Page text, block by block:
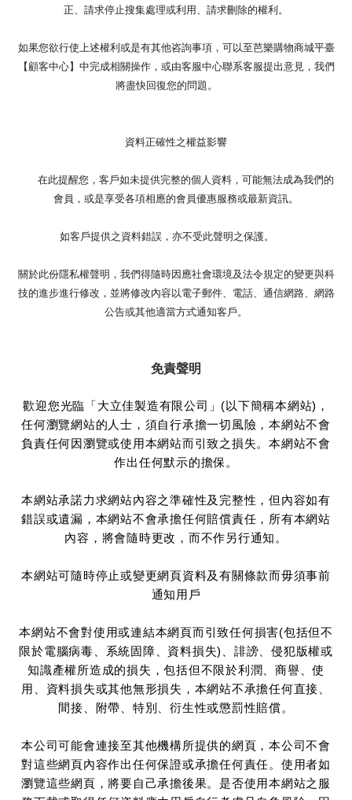
正、請求停止搜集處理或利用、請求刪除的權利。
如果您欲行使上述權利或是有其他咨詢事項，可以至芭樂購物商城平臺
【顧客中心】中完成相關操作，或由客服中心聯系客服提出意見，我們
將盡快回復您的問題。
資料正確性之權益影響
在此提醒您，客戶如未提供完整的個人資料，可能無法成為我們的
會員，或是享受各項相應的會員優惠服務或最新資訊。
如客戶提供之資料錯誤，亦不受此聲明之保護。
關於此份隱私權聲明，我們得隨時因應社會環境及法令規定的變更與科
技的進步進行修改，並將修改內容以電子郵件、電話、通信網路、網路
公告或其他適當方式通知客戶。
免責聲明
歡迎您光臨「大立佳製造有限公司」(以下簡稱本網站)，
任何瀏覽網站的人士，須自行承擔一切風險，本網站不會
負責任何因瀏覽或使用本網站而引致之損失。本網站不會
作出任何默示的擔保。
本網站承諾力求網站內容之準確性及完整性，但內容如有
錯誤或遺漏，本網站不會承擔任何賠償責任，所有本網站
內容，將會隨時更改，而不作另行通知。
本網站可隨時停止或變更網頁資料及有關條款而毋須事前
通知用戶
本網站不會對使用或連結本網頁而引致任何損害(包括但不
限於電腦病毒、系統固障、資料損失)、誹謗、侵犯版權或
知識產權所造成的損失，包括但不限於利潤、商譽、使
用、資料損失或其他無形損失，本網站不承擔任何直接、
間接、附帶、特別、衍生性或懲罰性賠償。
本公司可能會連接至其他機構所提供的網頁，本公司不會
對這些網頁內容作出任何保證或承擔任何責任。使用者如
瀏覽這些網頁，將要自己承擔後果。是否使用本網站之服